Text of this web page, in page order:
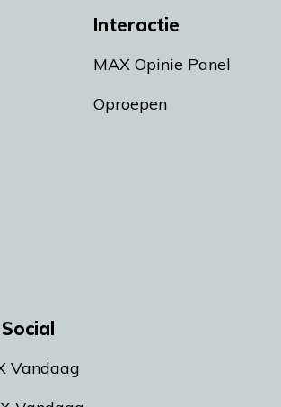
Interactie
MAX Opinie Panel
Oproepen
Vandaag